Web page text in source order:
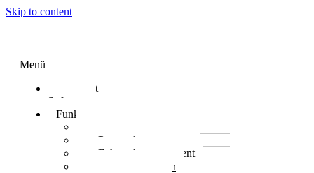
Skip to content
Menü
Transport
Software
Funktionen
Kundenmanagement
Personalmanagement
Fuhrparkmanagement
Rechnungswesen